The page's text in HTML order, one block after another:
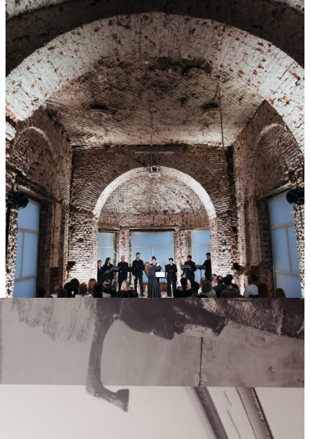
09
Июн
2025
Понедельник
Открытие ресторана «Крыша» на 86 этаже башни «ОКО»
59 984
8 117
×
Ссылка на отбор фото